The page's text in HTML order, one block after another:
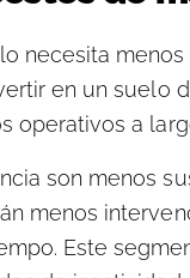
necesita
en un suelo
operativos a
son menos
menos
Este